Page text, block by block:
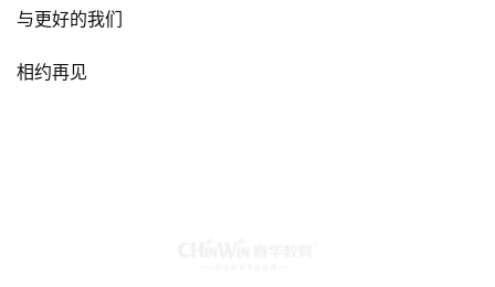
与更好的我们
相约再见